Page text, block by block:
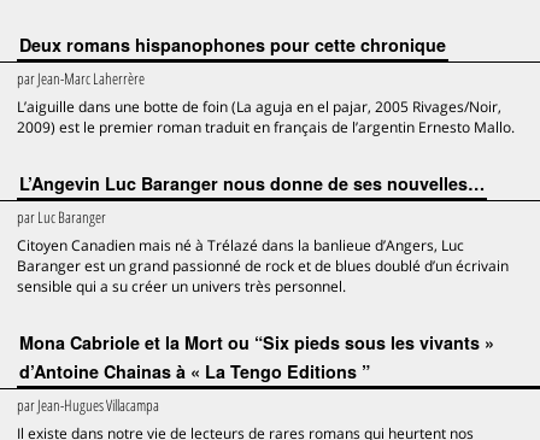
Deux romans hispanophones pour cette chronique
parJean-Marc Laherrère
L’aiguille dans une botte de foin (La aguja en el pajar, 2005 Rivages/Noir,
2009) est le premier roman traduit en français de l’argentin Ernesto Mallo.
L’Angevin Luc Baranger nous donne de ses nouvelles…
parLuc Baranger
Citoyen Canadien mais né à Trélazé dans la banlieue d’Angers, Luc
Baranger est un grand passionné de rock et de blues doublé d’un écrivain
sensible qui a su créer un univers très personnel.
Mona Cabriole et la Mort ou “Six pieds sous les vivants »
d’Antoine Chainas à « La Tengo Editions ”
parJean-Hugues Villacampa
Il existe dans notre vie de lecteurs de rares romans qui heurtent nos